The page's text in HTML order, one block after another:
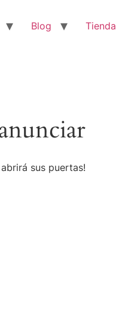
Blog Tienda
sus puertas!